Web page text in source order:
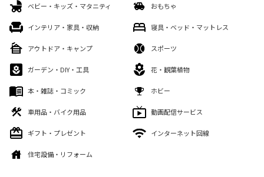
ベビー・キッズ・マタニティ おもちゃ
インテリア・家具・収納 寝具・ベッド・マットレス
アウトドア・キャンプ スポーツ
ガーデン・DIY・工具 花・観葉植物
本・雑誌・コミック ホビー
車用品・バイク用品 動画配信サービス
ギフト・プレゼント インターネット回線
住宅設備・リフォーム